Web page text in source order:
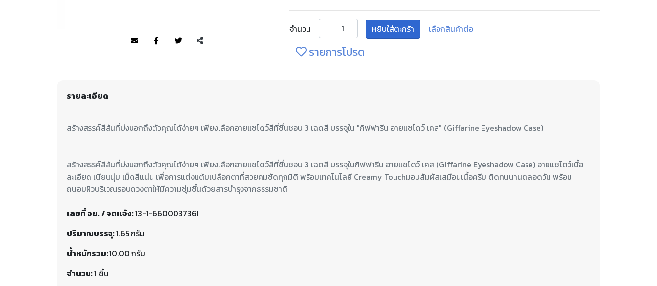
จำนวน หยิบใส่ตะกร้า เลือกสินค้าต่อ
รายการโปรด
รายละเอียด
สร้างสรรค์สีสันที่บ่งบอกถึงตัวคุณได้ง่ายๆ เพียงเลือกอายแชโดว์สีที่ชื่นชอบ 3 เฉดสี บรรจุในกิฟฟารีน อายแชโดว์ เคส (Giffarine Eyeshadow Case) อายแชโดว์เนื้อ
ละเอียด เนียนนุ่ม เม็ดสีแน่น เพื่อการแต่งแต้มเปลือกตาที่สวยคมชัดทุกมิติ พร้อมเทคโนโลยี Creamy Touchมอบสัมผัสเสมือนเนื้อครีม ติดทนนานตลอดวัน พร้อม
ถนอมผิวบริเวณรอบดวงตาให้มีความชุ่มชื้นด้วยสารบำรุงจากธรรมชาติ
เลขที่ อย. / จดแจ้ง:13-1-6600037361
ปริมาณบรรจุ:1.65 กรัม
น้ำหนักรวม:10.00 กรัม
จำนวน:1 ชิ้น